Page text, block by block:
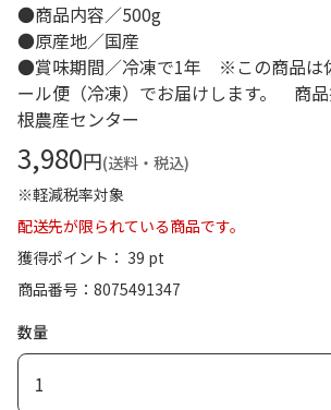
●商品内容／500g
●原産地／国産
●賞味期間／冷凍で1年 ※この商品は
ール便（冷凍）でお届けします。 商
根農産センター
3,980円(送料・税込)
※軽減税率対象
配送先が限られている商品です。
獲得ポイント： 39 pt
商品番号
8075491347
数量
1